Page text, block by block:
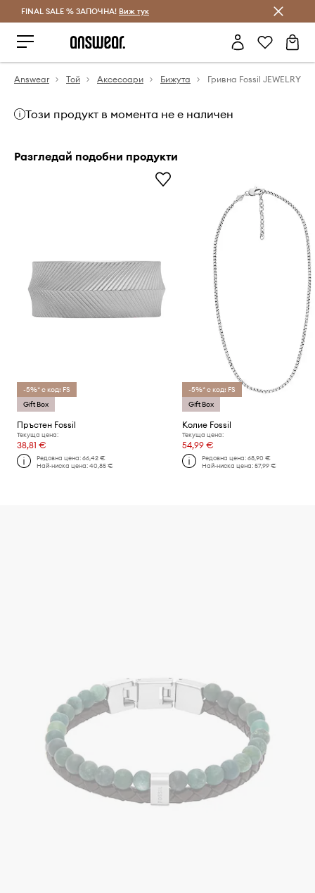
Спестявай с Answear Club
FINAL SALE % ЗАПОЧНА! Виж тук
Answear Той Аксесоари Бижута Гривна Fossil JEWELRY
Този продукт в момента не е наличен
Разгледай подобни продукти
-5%* с код: FS
Gift Box
Пръстен Fossil
Текуща цена:
38,81 €
Редовна цена:66,42 €
Най-ниска цена:40,85 €
-5%* с код: FS
Gift Box
Колие Fossil
Текуща цена:
54,99 €
Редовна цена: 68,90 €
Най-ниска цена: 57,99 €